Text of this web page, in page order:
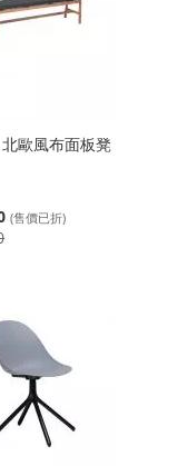
歐風布面板凳
(售價已折)